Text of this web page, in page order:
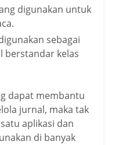
digunakan untuk
sebagai
berstandar kelas
dapat membantu
jurnal, maka tak
aplikasi dan
di banyak